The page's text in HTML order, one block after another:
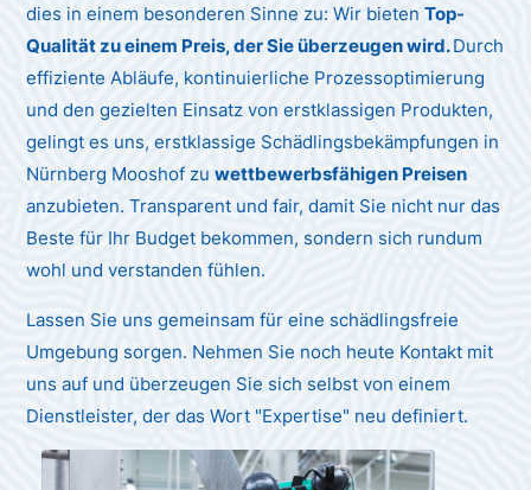
dies in einem besonderen Sinne zu: Wir bietenTop-
Qualität zu einem Preis, der Sie überzeugen wird.Durch
effiziente Abläufe, kontinuierliche Prozessoptimierung
und den gezielten Einsatz von erstklassigen Produkten,
gelingt es uns, erstklassige Schädlingsbekämpfungen in
Nürnberg Mooshof zuwettbewerbsfähigen Preisen
anzubieten. Transparent und fair, damit Sie nicht nur das
Beste für Ihr Budget bekommen, sondern sich rundum
wohl und verstanden fühlen.
Lassen Sie uns gemeinsam für eine schädlingsfreie
Umgebung sorgen. Nehmen Sie noch heute Kontakt mit
uns auf und überzeugen Sie sich selbst von einem
Dienstleister, der das Wort "Expertise" neu definiert.